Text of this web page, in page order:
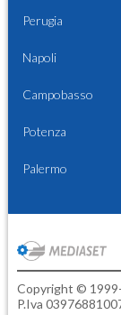
Perugia
Napoli
Campobasso
Potenza
Palermo
Copyright ©
P.Iva